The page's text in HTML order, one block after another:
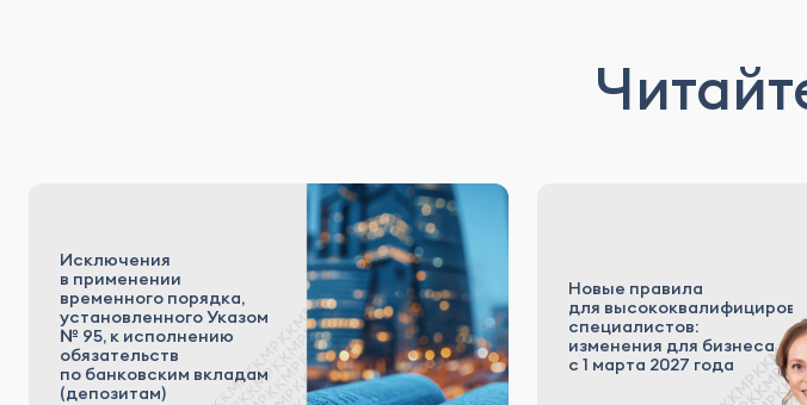
Исключения
в применении
временного порядка,
установленного Указом
№ 95, к исполнению
обязательств
по банковским вкладам
(депозитам)
Новые правила
для
специалистов:
изменения для бизнеса
с 1 марта 2027 года